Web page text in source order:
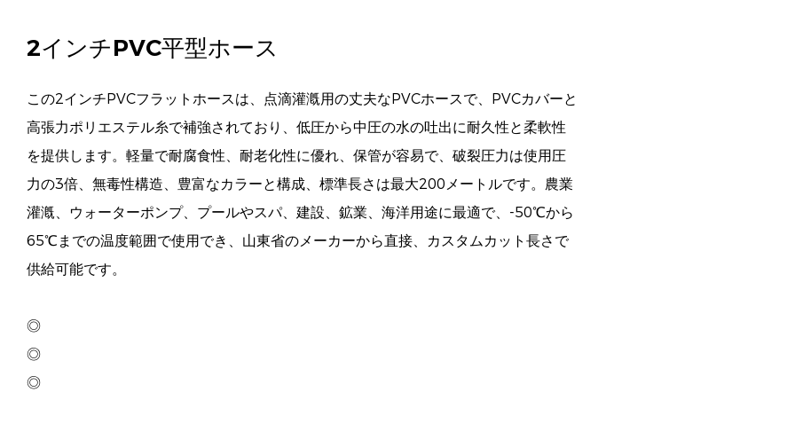
2インチPVC平型ホース
この2インチPVCフラットホースは、点滴灌漑用の丈夫なPVCホースで、PVCカバーと
高張力ポリエステル糸で補強されており、低圧から中圧の水の吐出に耐久性と柔軟性
を提供します。軽量で耐腐食性、耐老化性に優れ、保管が容易で、破裂圧力は使用圧
力の3倍、無毒性構造、豊富なカラーと構成、標準長さは最大200メートルです。農業
灌漑、ウォーターポンプ、プールやスパ、建設、鉱業、海洋用途に最適で、-50℃から
65℃までの温度範囲で使用でき、山東省のメーカーから直接、カスタムカット長さで
供給可能です。
◎
◎
◎